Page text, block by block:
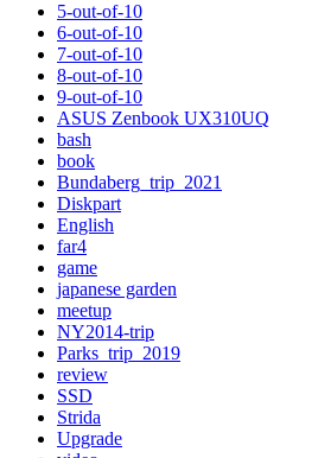
5-out-of-10
6-out-of-10
7-out-of-10
8-out-of-10
9-out-of-10
ASUS Zenbook UX310UQ
bash
book
Bundaberg_trip_2021
Diskpart
English
far4
game
japanese garden
meetup
NY2014-trip
Parks_trip_2019
review
SSD
Strida
Upgrade